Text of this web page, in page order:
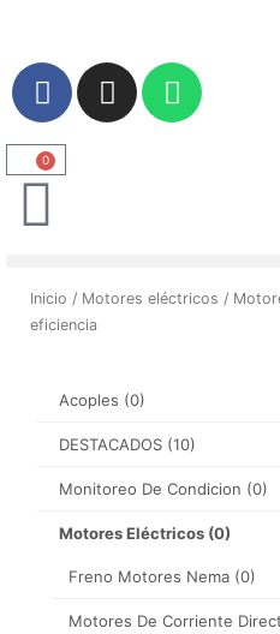
contenido
F
a
c
e
b
o
k
I
n
a
m
W
h
p
0
Carrito
Inicio / Motores eléctricos /
eficiencia
Acoples (0)
DESTACADOS (10)
Monitoreo De Condicion (0)
Motores Eléctricos (0)
Freno Motores Nema (0)
Motores De Corriente